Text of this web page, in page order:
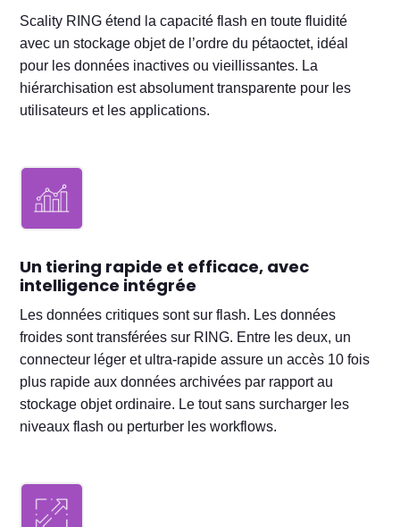
Scality RING étend la capacité flash en toute fluidité
avec un stockage objet de l’ordre du pétaoctet, idéal
pour les données inactives ou vieillissantes. La
hiérarchisation est absolument transparente pour les
utilisateurs et les applications.
Un tiering rapide et efficace, avec
intelligence intégrée
Les données critiques sont sur flash. Les données
froides sont transférées sur RING. Entre les deux, un
connecteur léger et ultra-rapide assure un accès 10 fois
plus rapide aux données archivées par rapport au
stockage objet ordinaire. Le tout sans surcharger les
niveaux flash ou perturber les workflows.